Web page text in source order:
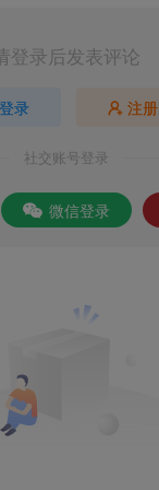
登录后发表评论
登录 注册
社交账号登录
微信登录